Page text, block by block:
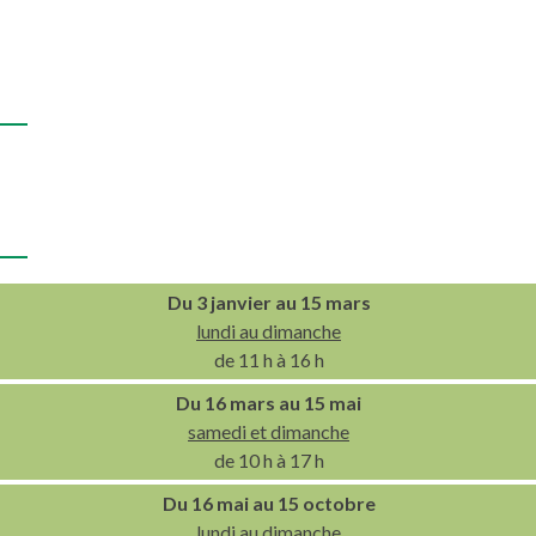
Du 3 janvier au 15 mars
lundi au dimanche
de 11 h à 16 h
Du 16 mars au 15 mai
samedi et dimanche
de 10 h à 17 h
Du 16 mai au 15 octobre